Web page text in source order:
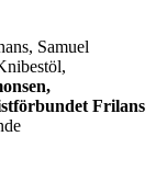
Samuel
Frilans